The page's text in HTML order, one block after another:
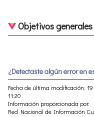
Objetivos generales
¿Detectaste algún error en
Fecha de última modificación:
11:20
Información proporcionada por:
Red Nacional de Información